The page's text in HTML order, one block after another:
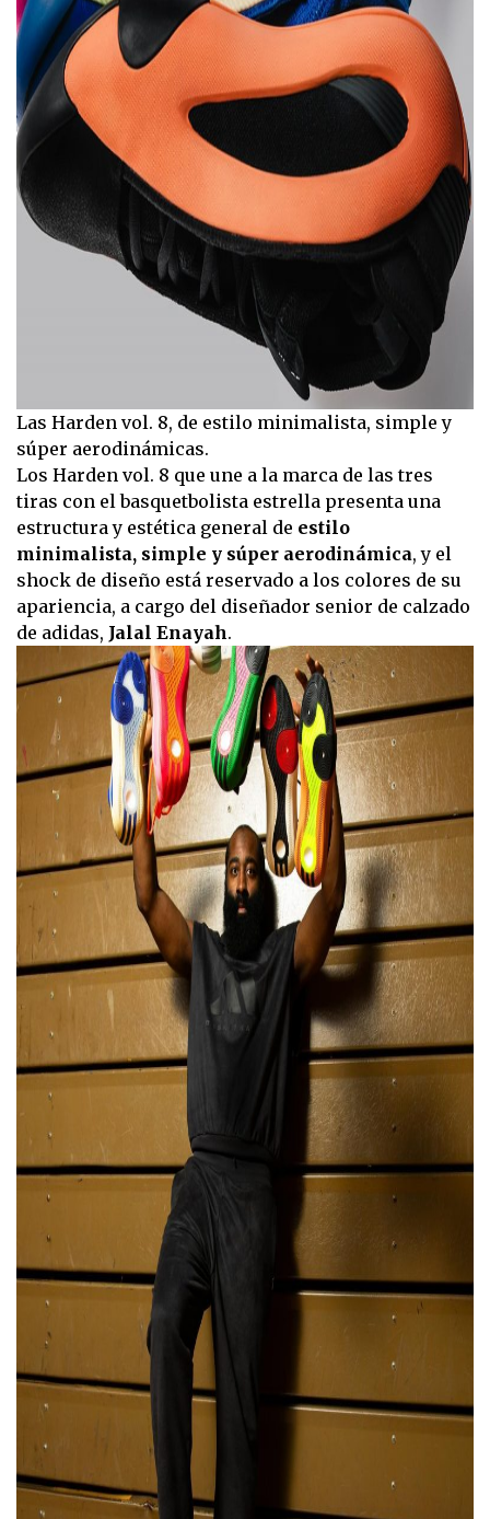
Las Harden vol. 8, de estilo minimalista, simple y
súper aerodinámicas.
Los Harden vol. 8 que une a la marca de las tres
tiras con el basquetbolista estrella presenta una
estructura y estética general de estilo
minimalista, simple y súper aerodinámica, y el
shock de diseño está reservado a los colores de su
apariencia, a cargo del diseñador senior de calzado
de adidas, Jalal Enayah.